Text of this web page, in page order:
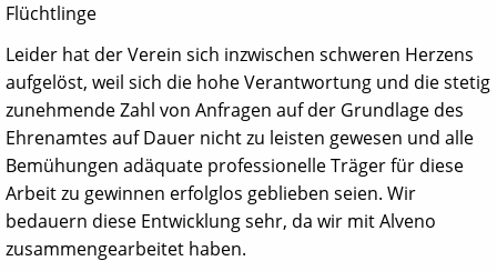
Flüchtlinge
Leider hat der Verein sich inzwischen schweren Herzens
aufgelöst, weil sich die hohe Verantwortung und die stetig
zunehmende Zahl von Anfragen auf der Grundlage des
Ehrenamtes auf Dauer nicht zu leisten gewesen und alle
Bemühungen adäquate professionelle Träger für diese
Arbeit zu gewinnen erfolglos geblieben seien. Wir
bedauern diese Entwicklung sehr, da wir mit Alveno
zusammengearbeitet haben.